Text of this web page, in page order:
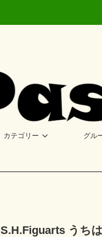
カテゴリー グル
S.H.Figuarts うち